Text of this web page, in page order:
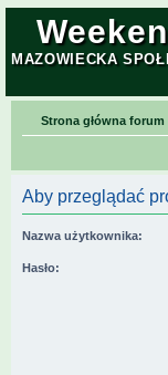
MAZOWIECKA
Strona główna forum
Aby przeglądać
Nazwa użytkownika:
Hasło: